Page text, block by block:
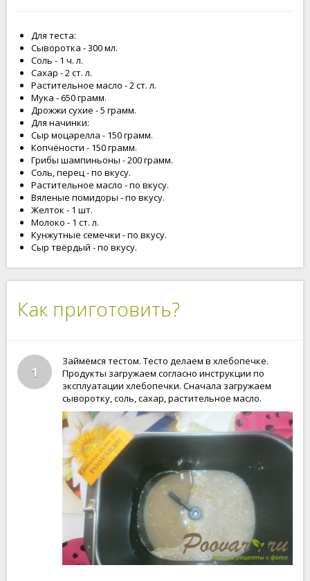
Для теста:
Сыворотка - 300 мл.
Соль - 1 ч. л.
Сахар - 2 ст. л.
Растительное масло - 2 ст. л.
Мука - 650 грамм.
Дрожжи сухие - 5 грамм.
Для начинки:
Сыр моцарелла - 150 грамм.
Копчёности - 150 грамм.
Грибы шампиньоны - 200 грамм.
Соль, перец - по вкусу.
Растительное масло - по вкусу.
Вяленые помидоры - по вкусу.
Желток - 1 шт.
Молоко - 1 ст. л.
Кунжутные семечки - по вкусу.
Сыр твёрдый - по вкусу.
Как приготовить?
1
Займёмся тестом. Тесто делаем в хлебопечке.
Продукты загружаем согласно инструкции по
эксплуатации хлебопечки. Сначала загружаем
сыворотку, соль, сахар, растительное масло.